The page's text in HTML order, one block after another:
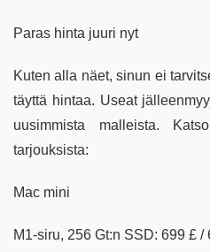
Paras hinta juuri nyt
Kuten alla näet, sinun ei
täyttä hintaa. Useat
uusimmista malleista.
tarjouksista:
Mac mini
M1-siru, 256 Gt:n SSD: 699 £ /